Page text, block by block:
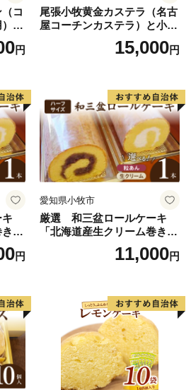
コ
ー
ム
円
尾張小牧黄金カステラ（名古
屋コーチンカステラ）と小牧
山城バウムクーヘン（コーチ
ン卵と和三盆糖使用）のセッ
三盆 小牧銘菓 バウムクーヘ
ン 常温 愛知県 小牧市 アンプ
チベアやぐま
15,000円
キ
き」
巻
ー）
ベ
円
愛知県小牧市
厳選 和三盆ロールケーキ
「北海道産生クリーム巻き」
または「北海道産粒あん巻
き」（サイズ：ハーフ） 和
知県 小牧市 アンプチベアや
11,000円